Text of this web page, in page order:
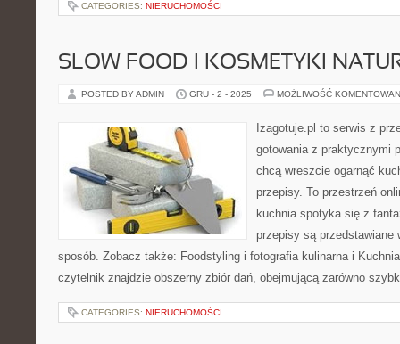
CATEGORIES: NIERUCHOMOŚCI
SLOW FOOD I KOSMETYKI
POSTED BY ADMIN GRU - 2 - 2025 MOŻLIWOŚĆ
Izagotuje.pl to serwis z
gotowania z praktycznymi
chcą wreszcie ogarnąć
przepisy. To przestrzeń
kuchnia spotyka się z
przepisy są
sposób. Zobacz także: Foodstyling i fotografia kulinarna i
czytelnik znajdzie obszerny zbiór dań, obejmującą zarówno
CATEGORIES: NIERUCHOMOŚCI